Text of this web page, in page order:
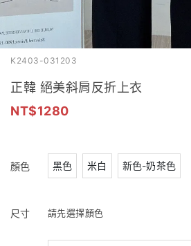
K2403-031203
正韓 絕美斜肩反折上衣
1280
顏色 黑色 米白 新色-奶茶色
尺寸 請先選擇顏色